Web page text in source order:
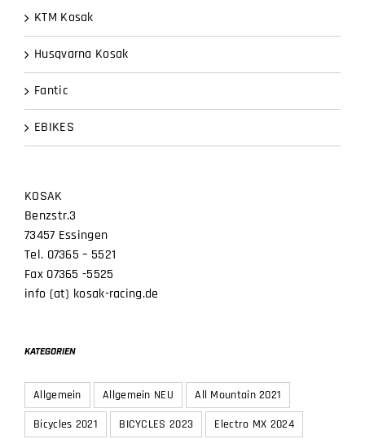
KTM Kosak
Husqvarna Kosak
Fantic
EBIKES
KOSAK
Benzstr.3
73457 Essingen
Tel. 07365 – 5521
Fax 07365 -5525
info (at) kosak-racing.de
KATEGORIEN
Allgemein Allgemein NEU
All Mountain 2021
Bicycles 2021
BICYCLES 2023
Electro MX 2024